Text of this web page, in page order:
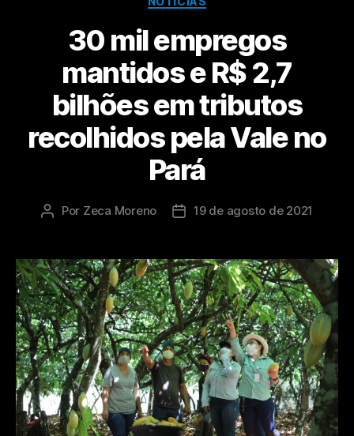
30 mil empregos
mantidos e R$ 2,7
bilhões em tributos
recolhidos pela Vale no
Pará
Por Zeca Moreno 19 de agosto de 2021